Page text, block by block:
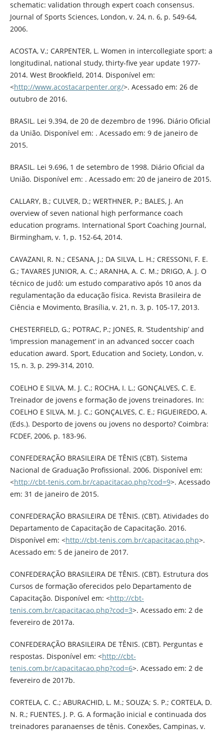
schematic: validation through expert coach consensus.
Journal of Sports Sciences, London, v. 24, n. 6, p. 549-64,
2006.
ACOSTA, V.; CARPENTER, L. Women in intercollegiate sport: a
longitudinal, national study, thirty-five year update 1977-
2014. West Brookfield, 2014. Disponível em:
<http://www.acostacarpenter.org/>. Acessado em: 26 de
outubro de 2016.
BRASIL. Lei 9.394, de 20 de dezembro de 1996. Diário Oficial
da União. Disponível em: . Acessado em: 9 de janeiro de
2015.
BRASIL. Lei 9.696, 1 de setembro de 1998. Diário Oficial da
União. Disponível em: . Acessado em: 20 de janeiro de 2015.
CALLARY, B.; CULVER, D.; WERTHNER, P.; BALES, J. An
overview of seven national high performance coach
education programs. International Sport Coaching Journal,
Birmingham, v. 1, p. 152-64, 2014.
CAVAZANI, R. N.; CESANA, J.; DA SILVA, L. H.; CRESSONI, F. E.
G.; TAVARES JUNIOR, A. C.; ARANHA, A. C. M.; DRIGO, A. J. O
técnico de judô: um estudo comparativo após 10 anos da
regulamentação da educação física. Revista Brasileira de
Ciência e Movimento, Brasília, v. 21, n. 3, p. 105-17, 2013.
CHESTERFIELD, G.; POTRAC, P.; JONES, R. ‘Studentship’ and
‘impression management’ in an advanced soccer coach
education award. Sport, Education and Society, London, v.
15, n. 3, p. 299-314, 2010.
COELHO E SILVA, M. J. C.; ROCHA, I. L.; GONÇALVES, C. E.
Treinador de jovens e formação de jovens treinadores. In:
COELHO E SILVA, M. J. C.; GONÇALVES, C. E.; FIGUEIREDO, A.
(Eds.). Desporto de jovens ou jovens no desporto? Coimbra:
FCDEF, 2006, p. 183-96.
CONFEDERAÇÃO BRASILEIRA DE TÊNIS (CBT). Sistema
Nacional de Graduação Profissional. 2006. Disponível em:
<http://cbt-tenis.com.br/capacitacao.php?cod=9>. Acessado
em: 31 de janeiro de 2015.
CONFEDERAÇÃO BRASILEIRA DE TÊNIS. (CBT). Atividades do
Departamento de Capacitação de Capacitação. 2016.
Disponível em: <http://cbt-tenis.com.br/capacitacao.php>.
Acessado em: 5 de janeiro de 2017.
CONFEDERAÇÃO BRASILEIRA DE TÊNIS. (CBT). Estrutura dos
Cursos de formação oferecidos pelo Departamento de
Capacitação. Disponível em: <http://cbt-
tenis.com.br/capacitacao.php?cod=3>. Acessado em: 2 de
fevereiro de 2017a.
CONFEDERAÇÃO BRASILEIRA DE TÊNIS. (CBT). Perguntas e
respostas. Disponível em: <http://cbt-
tenis.com.br/capacitacao.php?cod=6>. Acessado em: 2 de
fevereiro de 2017b.
CORTELA, C. C.; ABURACHID, L. M.; SOUZA; S. P.; CORTELA, D.
N. R.; FUENTES, J. P. G. A formação inicial e continuada dos
treinadores paranaenses de tênis. Conexões, Campinas, v.